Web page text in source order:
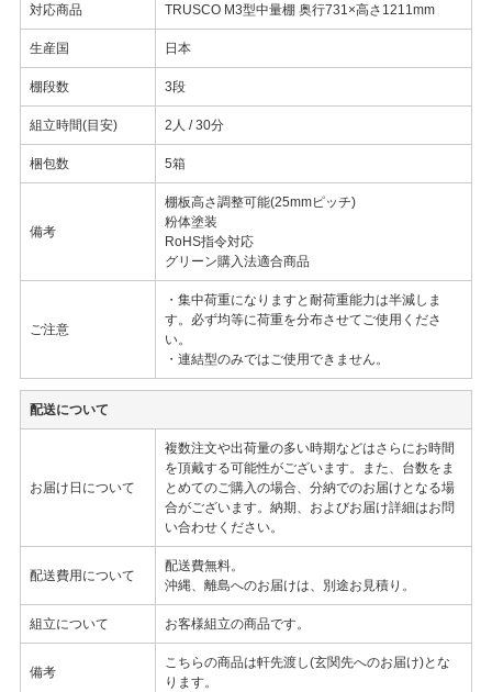
対応商品 TRUSCO M3型中量棚 奥行731×高さ1211mm
生産国 日本
棚段数 3段
組立時間(目安) 2人 / 30分
梱包数 5箱
備考
棚板高さ調整可能(25mmピッチ)
粉体塗装
RoHS指令対応
グリーン購入法適合商品
ご注意
・集中荷重になりますと耐荷重能力は半減しま
す。必ず均等に荷重を分布させてご使用くださ
い。
・連結型のみではご使用できません。
配送について
お届け日について
複数注文や出荷量の多い時期などはさらにお時間
を頂戴する可能性がございます。また、台数をま
とめてのご購入の場合、分納でのお届けとなる場
合がございます。納期、およびお届け詳細はお問
い合わせください。
配送費用について
配送費無料。
沖縄、離島へのお届けは、別途お見積り。
組立について お客様組立の商品です。
備考
こちらの商品は軒先渡し(玄関先へのお届け)とな
ります。